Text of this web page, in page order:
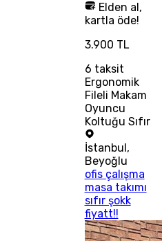
Elden al,
kartla öde!
3.900 TL
6 taksit
Ergonomik
Fileli Makam
Oyuncu
Koltuğu Sıfır
İstanbul ,
Beyoğlu
ofis çalışma
masa takımı
sıfır şokk
fiyatt!!